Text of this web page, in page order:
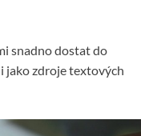
snadno dostat do
jako zdroje textových